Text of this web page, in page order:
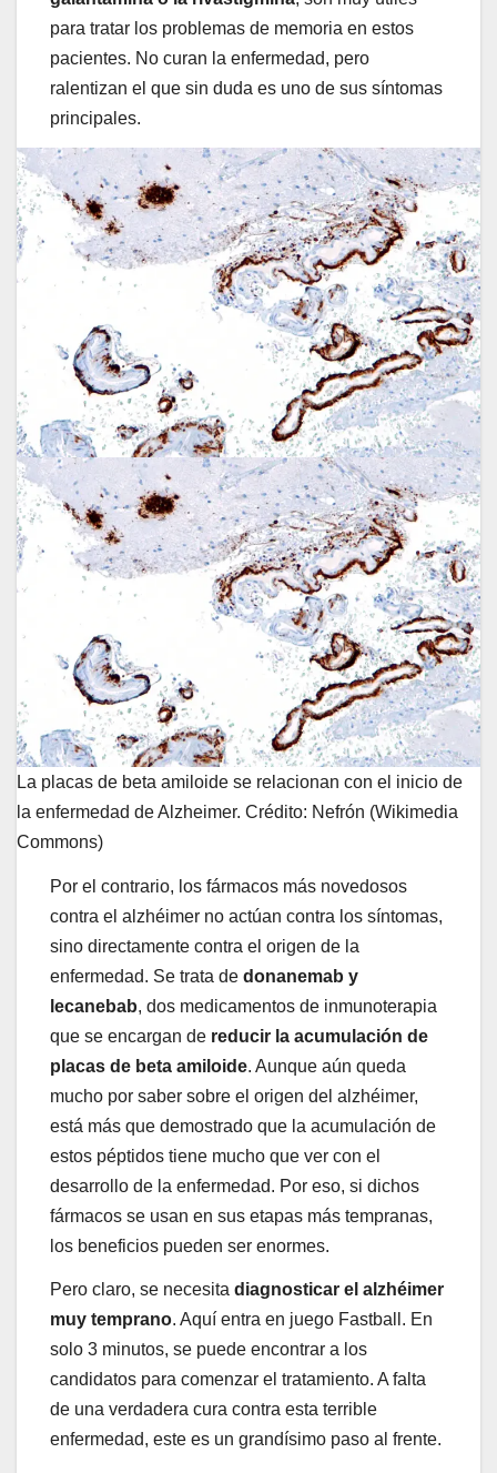
para tratar los problemas de memoria en estos
pacientes. No curan la enfermedad, pero
ralentizan el que sin duda es uno de sus síntomas
principales.
La placas de beta amiloide se relacionan con el inicio de
la enfermedad de Alzheimer. Crédito: Nefrón (Wikimedia
Commons)
Por el contrario, los fármacos más novedosos
contra el alzhéimer no actúan contra los síntomas,
sino directamente contra el origen de la
enfermedad. Se trata de donanemab y
lecanebab, dos medicamentos de inmunoterapia
que se encargan de reducir la acumulación de
placas de beta amiloide. Aunque aún queda
mucho por saber sobre el origen del alzhéimer,
está más que demostrado que la acumulación de
estos péptidos tiene mucho que ver con el
desarrollo de la enfermedad. Por eso, si dichos
fármacos se usan en sus etapas más tempranas,
los beneficios pueden ser enormes.
Pero claro, se necesita diagnosticar el alzhéimer
muy temprano. Aquí entra en juego Fastball. En
solo 3 minutos, se puede encontrar a los
candidatos para comenzar el tratamiento. A falta
de una verdadera cura contra esta terrible
enfermedad, este es un grandísimo paso al frente.